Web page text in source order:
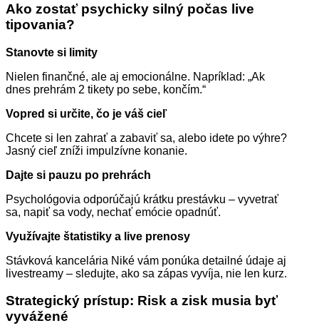
Ako zostať psychicky silný počas live
tipovania?
Stanovte si limity
Nielen finančné, ale aj emocionálne. Napríklad: „Ak
dnes prehrám 2 tikety po sebe, končím.“
Vopred si určite, čo je váš cieľ
Chcete si len zahrať a zabaviť sa, alebo idete po výhre?
Jasný cieľ zníži impulzívne konanie.
Dajte si pauzu po prehrách
Psychológovia odporúčajú krátku prestávku – vyvetrať
sa, napiť sa vody, nechať emócie opadnúť.
Využívajte štatistiky a live prenosy
Stávková kancelária Niké vám ponúka detailné údaje aj
livestreamy – sledujte, ako sa zápas vyvíja, nie len kurz.
Strategický prístup: Risk a zisk musia byť
vyvážené